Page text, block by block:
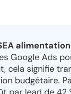
Google Ads
cela signifie
budgétaire.